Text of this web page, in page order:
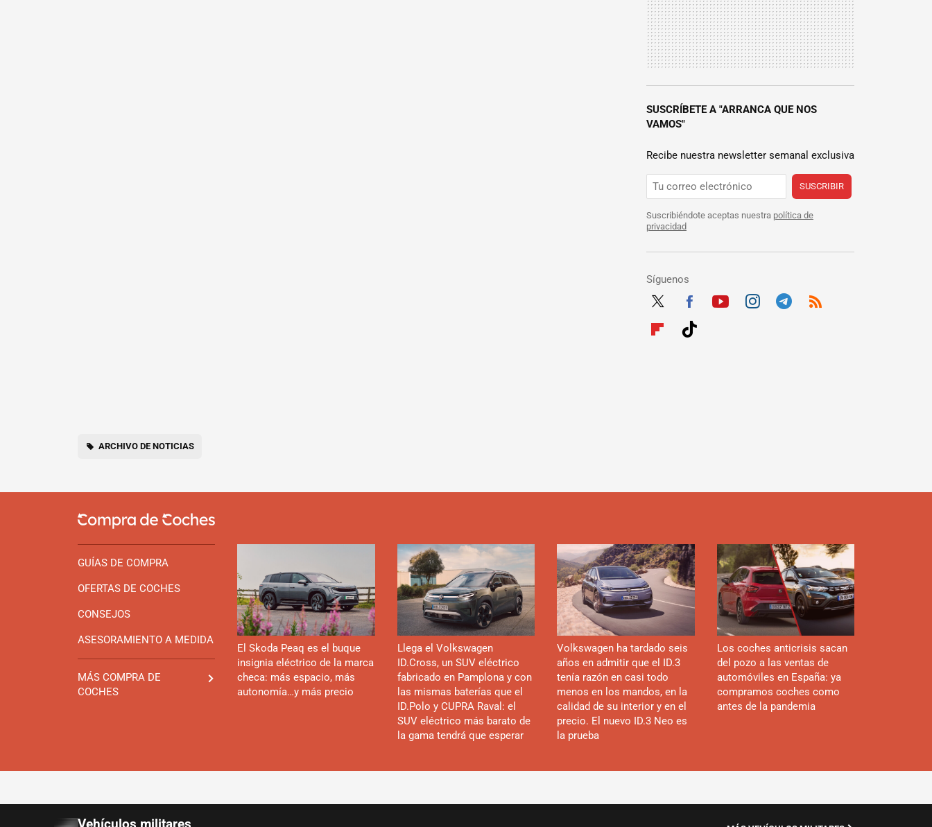
SUSCRÍBETE A "ARRANCA QUE NOS
VAMOS"
Recibe nuestra newsletter semanal exclusiva
SUSCRIBIR
Suscribiéndote aceptas nuestra política de
privacidad
Síguenos
Twit
Fac
ARCHIVO DE NOTICIAS
GUÍAS DE COMPRA
OFERTAS DE COCHES
CONSEJOS
ASESORAMIENTO A MEDIDA
MÁS COMPRA DE
COCHES
El Skoda Peaq es el buque
insignia eléctrico de la marca
checa: más espacio, más
autonomía…y más precio
Llega el Volkswagen
ID.Cross, un SUV eléctrico
fabricado en Pamplona y con
las mismas baterías que el
ID.Polo y CUPRA Raval: el
SUV eléctrico más barato de
la gama tendrá que esperar
Volkswagen ha tardado seis
años en admitir que el ID.3
tenía razón en casi todo
menos en los mandos, en la
calidad de su interior y en el
precio. El nuevo ID.3 Neo es
la prueba
Los coches anticrisis sacan
del pozo a las ventas de
automóviles en España: ya
compramos coches como
antes de la pandemia
Vehículos militares